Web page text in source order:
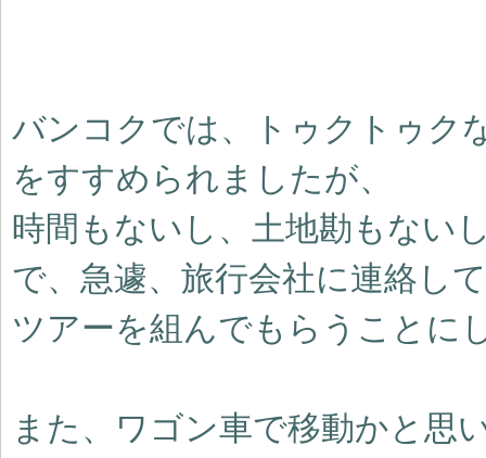
バンコクでは、トゥクトゥク
をすすめられましたが、
時間もないし、土地勘もない
で、急遽、旅行会社に連絡し
ツアーを組んでもらうことに
また、ワゴン車で移動かと思